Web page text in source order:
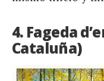
4. Fageda
Cataluña)